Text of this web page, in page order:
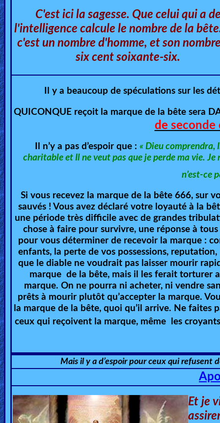
Bible
Movies
Gospel
Videos
🎞
Movies
CBN
Videos
🎞
Kids
Videos
🎞
Worship
Music
🎞
Vids
for
New
Believers
C'est ici la sagesse. Que celui qui a
l'intelligence calcule le nombre de la
c'est un nombre d'homme, et son
six cent soixante-six.
Il y a beaucoup de spéculations sur les
QUICONQUE reçoit la marque de la bête sera
de seconde
Il n’y a pas d’espoir que : « Dieu comprendra,
charitable et Il ne veut pas que je perde ma vie. Je
n’est-ce
Si vous recevez la marque de la bête 666, sur
sauvés ! Vous avez déclaré votre loyauté à la
une période très difficile avec de grandes
chose à faire pour survivre, une réponse à
pour vous déterminer de recevoir la marque :
enfants, la perte de vos possessions,
que le diable ne voudrait pas laisser mourir
marque de la bête, mais il les ferait torturer
marque. On ne pourra ni acheter, ni vendre
prêts à mourir plutôt qu’accepter la marque.
la marque de la bête, quoi qu’il arrive. Ne faites
ceux qui reçoivent la marque, même les
Mais il y a d’espoir pour ceux qui refusent
Et je